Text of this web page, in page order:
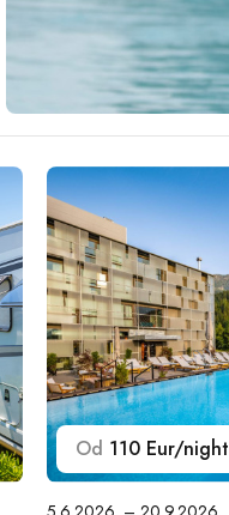
Od 110 Eur/night